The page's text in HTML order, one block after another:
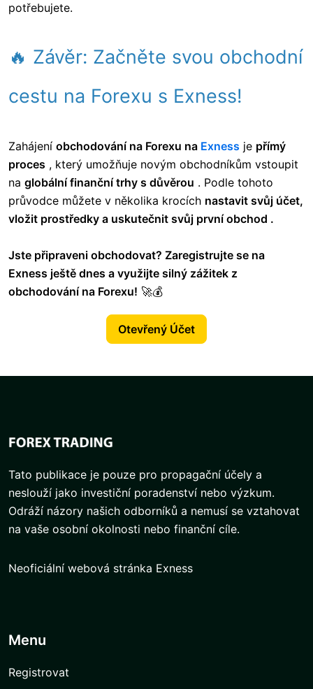
potřebujete.
🔥 Závěr: Začněte svou obchodní
cestu na Forexu s Exness!
Zahájení obchodování na Forexu na Exness je přímý
proces , který umožňuje novým obchodníkům vstoupit
na globální finanční trhy s důvěrou . Podle tohoto
průvodce můžete v několika krocích nastavit svůj účet,
vložit prostředky a uskutečnit svůj první obchod .
Jste připraveni obchodovat? Zaregistrujte se na
Exness ještě dnes a využijte silný zážitek z
obchodování na Forexu! 🚀💰
Otevřený Účet
Tato publikace je pouze pro propagační účely a
neslouží jako investiční poradenství nebo výzkum.
Odráží názory našich odborníků a nemusí se vztahovat
na vaše osobní okolnosti nebo finanční cíle.
Neoficiální webová stránka Exness
Menu
Registrovat